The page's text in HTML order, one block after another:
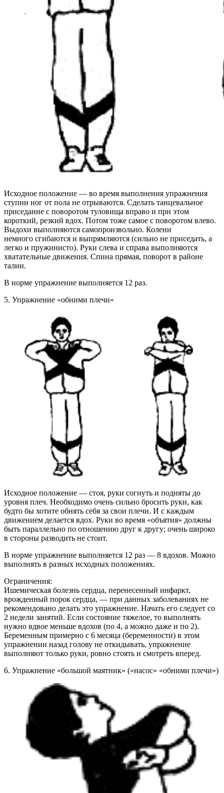
Исходное положение — во время выполнения упражнения
ступни ног от пола не отрываются. Сделать танцевальное
приседание с поворотом туловища вправо и при этом
короткий, резкий вдох. Потом тоже самое с поворотом влево.
Выдохи выполняются самопроизвольно. Колени
немного сгибаются и выпрямляются (сильно не приседать, а
легко и пружинисто). Руки слева и справа выполняются
хватательные движения. Спина прямая, поворот в районе
талии.
В норме упражнение выполняется 12 раз.
5. Упражнение «обними плечи»
Исходное положение — стоя, руки согнуть и подняты до
уровня плеч. Необходимо очень сильно бросить руки, как
будто бы хотите обнять себя за свои плечи. И с каждым
движением делается вдох. Руки во время «объятия» должны
быть параллельно по отношению друг к другу; очень широко
в стороны разводить не стоит.
В норме упражнение выполняется 12 раз — 8 вдохов. Можно
выполнять в разных исходных положениях.
Ограничения:
Ишемическая болезнь сердца, перенесенный инфаркт,
врожденный порок сердца, — при данных заболеваниях не
рекомендовано делать это упражнение. Начать его следует со
2 недели занятий. Если состояние тяжелое, то выполнять
нужно вдвое меньше вдохов (по 4, а можно даже и по 2).
Беременным примерно с 6 месяца (беременности) в этом
упражнении назад голову не откидывать, упражнение
выполняют только руки, ровно стоять и смотреть вперед.
6. Упражнение «большой маятник» («насос» «обними плечи»)